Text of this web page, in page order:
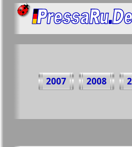
2007 2008
Все номера